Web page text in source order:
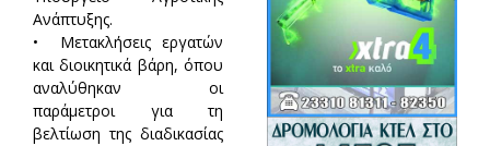
Ανάπτυξης.
• Μετακλήσεις εργατών
και διοικητικά βάρη, όπου
αναλύθηκαν οι
παράμετροι για τη
βελτίωση της διαδικασίας